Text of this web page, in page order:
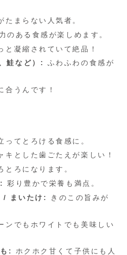
たまらない人気者。
のある食感が楽しめます。
と凝縮されていて絶品！
鮭など）:
ふわふわの食感が
合うんです！
ってとろける食感に。
キとした歯ごたえが楽しい！
とろになります。
彩り豊かで栄養も満点。
/ まいたけ:
きのこの旨みが
ンでもホワイトでも美味しい
:
ホクホク甘くて子供にも人